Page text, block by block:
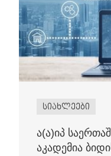
სიახლეები
ა(ა)იპ
აკადემია